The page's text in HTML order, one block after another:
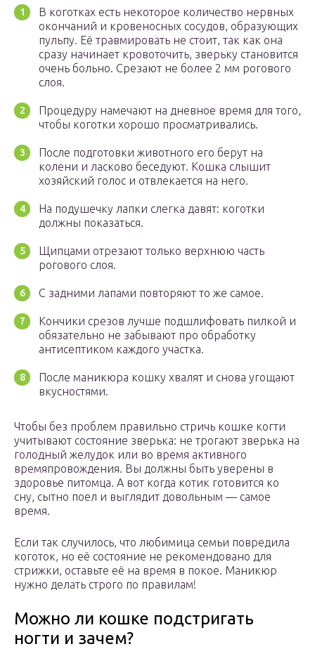
В коготках есть некоторое количество нервных
окончаний и кровеносных сосудов, образующих
пульпу. Её травмировать не стоит, так как она
сразу начинает кровоточить, зверьку становится
очень больно. Срезают не более 2 мм рогового
слоя.
Процедуру намечают на дневное время для того,
чтобы коготки хорошо просматривались.
После подготовки животного его берут на
колени и ласково беседуют. Кошка слышит
хозяйский голос и отвлекается на него.
На подушечку лапки слегка давят: коготки
должны показаться.
Щипцами отрезают только верхнюю часть
рогового слоя.
С задними лапами повторяют то же самое.
Кончики срезов лучше подшлифовать пилкой и
обязательно не забывают про обработку
антисептиком каждого участка.
После маникюра кошку хвалят и снова угощают
вкусностями.
Чтобы без проблем правильно стричь кошке когти
учитывают состояние зверька: не трогают зверька на
голодный желудок или во время активного
времяпровождения. Вы должны быть уверены в
здоровье питомца. А вот когда котик готовится ко
сну, сытно поел и выглядит довольным — самое
время.
Если так случилось, что любимица семьи повредила
коготок, но её состояние не рекомендовано для
стрижки, оставьте её на время в покое. Маникюр
нужно делать строго по правилам!
Можно ли кошке подстригать
ногти и зачем?